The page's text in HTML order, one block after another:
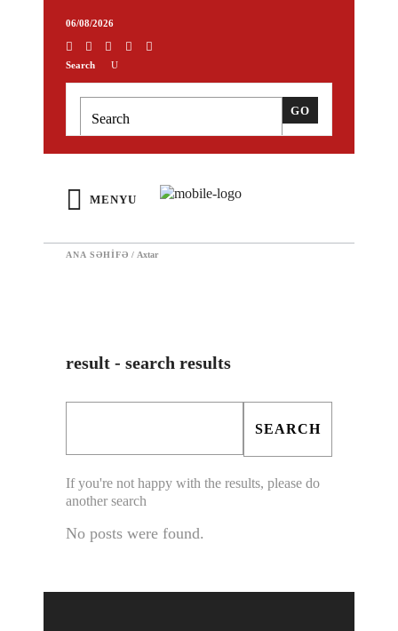
06/08/2026
Search
MENYU
ANA SƏHIFƏ / Axtar
result - search results
If you're not happy with the results, please do
another search
No posts were found.